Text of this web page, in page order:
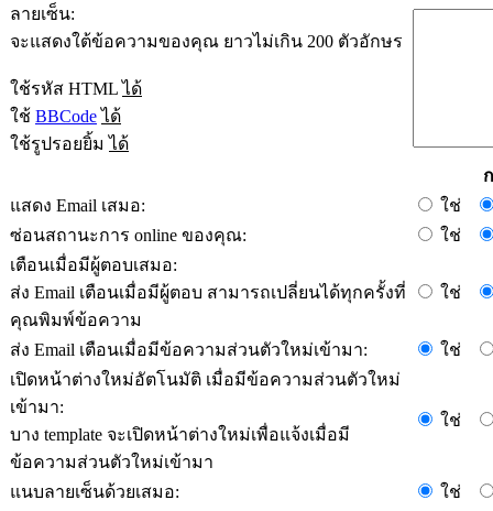
ลายเซ็น:
จะแสดงใต้ข้อความของคุณ ยาวไม่เกิน 200 ตัวอักษร
ใช้รหัส HTMLได้
ใช้ BBCode ได้
ใช้รูปรอยยิ้มได้
แสดง Email เสมอ:
ใช่
ซ่อนสถานะการ online ของคุณ:
ใช่
เตือนเมื่อมีผู้ตอบเสมอ:
ส่ง Email เตือนเมื่อมีผู้ตอบ สามารถเปลี่ยนได้ทุกครั้งที่
คุณพิมพ์ข้อความ
ใช่
ส่ง Email เตือนเมื่อมีข้อความส่วนตัวใหม่เข้ามา:
ใช่
เปิดหน้าต่างใหม่อัตโนมัติ เมื่อมีข้อความส่วนตัวใหม่
เข้ามา:
บาง template จะเปิดหน้าต่างใหม่เพื่อแจ้งเมื่อมี
ข้อความส่วนตัวใหม่เข้ามา
ใช่
แนบลายเซ็นด้วยเสมอ:
ใช่